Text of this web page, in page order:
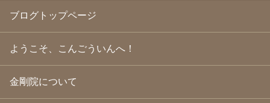
(18)
2009年11月
(20)
2009年10月(20)
2009年9月 (20)
2009年6月(22)
2009年5月(20)
ブログトップページ
ようこそ、こんごういんへ！
金剛院について